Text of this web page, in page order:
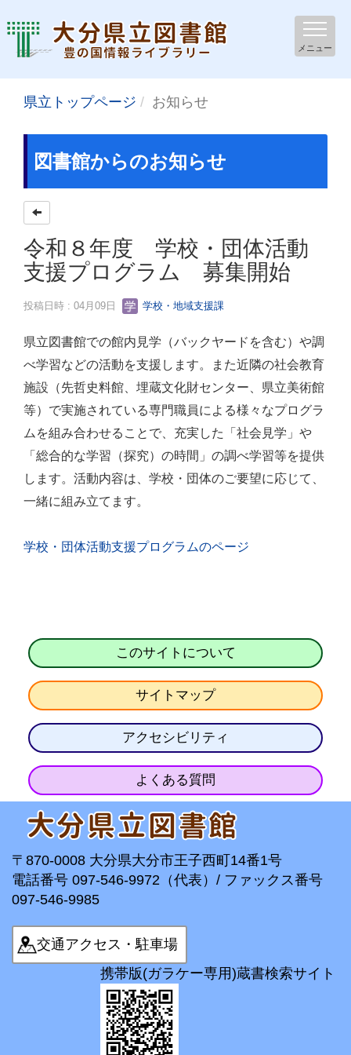
メニュー
県立トップページ お知らせ
図書館からのお知らせ
令和８年度 学校・団体活動
支援プログラム 募集開始
投稿日時 : 04月09日 学校・地域支援課
県立図書館での館内見学（バックヤードを含む）や調
べ学習などの活動を支援します。また近隣の社会教育
施設（先哲史料館、埋蔵文化財センター、県立美術館
等）で実施されている専門職員による様々なプログラ
ムを組み合わせることで、充実した「社会見学」や
「総合的な学習（探究）の時間」の調べ学習等を提供
します。活動内容は、学校・団体のご要望に応じて、
一緒に組み立てます。
学校・団体活動支援プログラムのページ
このサイトについて
サイトマップ
アクセシビリティ
よくある質問
〒870-0008 大分県大分市王子西町14番1号
電話番号 097-546-9972（代表）/ ファックス番号
097-546-9985
交通アクセス・駐車場
携帯版(ガラケー専用)蔵書検索サイト